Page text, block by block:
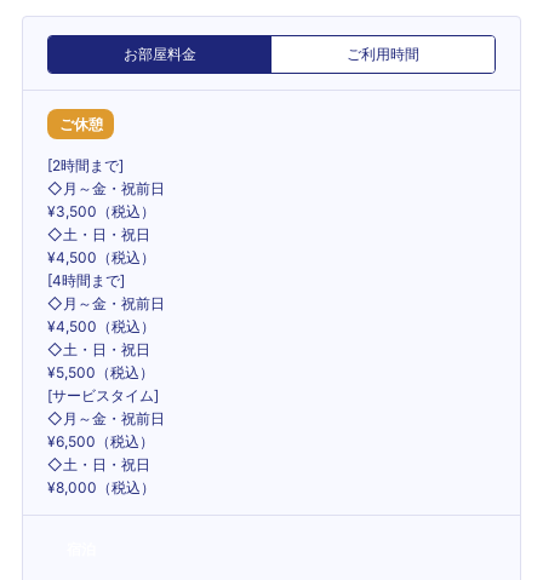
お部屋料金 ご利用時間
ご休憩
[2時間まで]
◇月～金・祝前日
¥3,500（税込）
◇土・日・祝日
¥4,500（税込）
[4時間まで]
◇月～金・祝前日
¥4,500（税込）
◇土・日・祝日
¥5,500（税込）
[サービスタイム]
◇月～金・祝前日
¥6,500（税込）
◇土・日・祝日
¥8,000（税込）